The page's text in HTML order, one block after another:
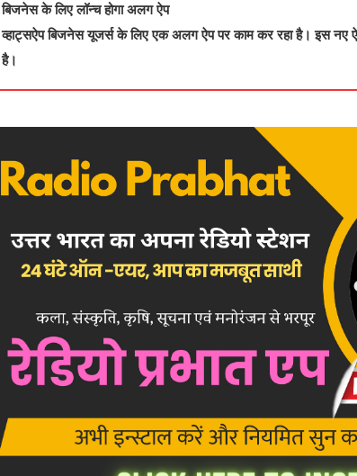
बिजनेस के लिए लॉन्‍च होगा अलग ऐप
व्‍हाट्सऐप बिजनेस यूजर्स के लिए एक अलग ऐप पर काम कर रहा है। इस नए
है।